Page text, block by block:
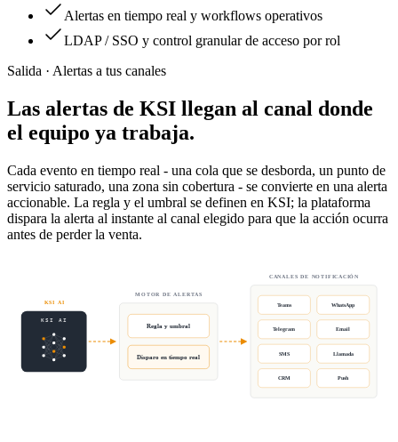
Alertas en tiempo real y workflows operativos
LDAP / SSO y control granular de acceso por rol
Salida · Alertas a tus canales
Las alertas de KSI llegan al canal donde
el equipo ya trabaja.
Cada evento en tiempo real - una cola que se desborda, un punto de
servicio saturado, una zona sin cobertura - se convierte en una alerta
accionable. La regla y el umbral se definen en KSI; la plataforma
dispara la alerta al instante al canal elegido para que la acción ocurra
antes de perder la venta.
KSI AI
MOTOR DE ALERTAS
CANALES DE NOTIFICACIÓN
Regla y umbral
Disparo en tiempo real
Teams WhatsApp
Telegram Email
SMS Llamada
CRM Push
KSI AI